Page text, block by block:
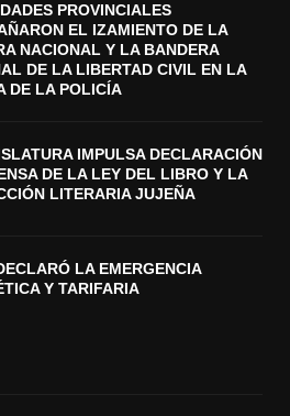
PROVINCIALES
EL IZAMIENTO DE LA
NACIONAL Y LA BANDERA
DE LA LIBERTAD CIVIL EN LA
DE LA POLICÍA
IMPULSA DECLARACIÓN
DE LA LEY DEL LIBRO Y LA
LITERARIA JUJEÑA
LA EMERGENCIA
Y TARIFARIA